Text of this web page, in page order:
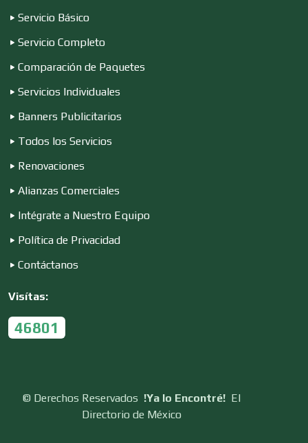
Control de Plagas
Conversiones Automotrices
Copiadoras
Cristalerías
Servicio Básico
Servicio Completo
Comparación de Paquetes
Servicios Individuales
Banners Publicitarios
Todos los Servicios
Renovaciones
Alianzas Comerciales
Intégrate a Nuestro Equipo
Política de Privacidad
Contáctanos
Visítas:
46801
© Derechos Reservados !Ya lo Encontré! El
Directorio de México